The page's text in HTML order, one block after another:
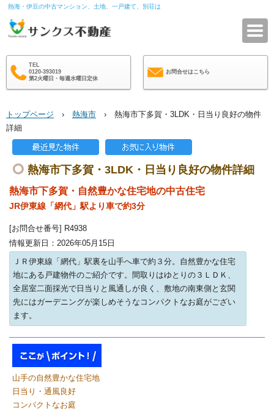
熱海・伊豆の中古マンション、土地、一戸建て、別荘は
TEL
0120-393019
第2火曜日・毎週水曜日定休
お問合せはこちら
トップページ › 熱海市 › 熱海市下多賀・3LDK・日当り良好の物件
詳細
熱海市下多賀・3LDK・日当り良好の物件詳細
熱海市下多賀・自然豊かな住宅地の中古住宅
JR伊東線「網代」駅より車で約3分
[お問合せ番号] R4938
情報更新日：2026年05月15日
ＪＲ伊東線「網代」駅裏を山手へ車で約３分。自然豊かな住宅
地にある戸建物件のご紹介です。間取りはゆとりの３ＬＤＫ、
全居室二面採光で日当りと風通しが良く、敷地の南東側と玄関
先にはガーデニングが楽しめそうなコンパクトなお庭がござい
ます。
山手の自然豊かな住宅地
日当り・通風良好
コンパクトなお庭